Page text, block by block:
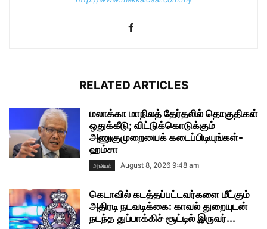
RELATED ARTICLES
மலாக்கா மாநிலத் தேர்தலில் தொகுதிகள்
ஒதுக்கீடு; விட்டுக்கொடுக்கும்
அணுகுமுறையைக் கடைப்பிடியுங்கள்-
ஹம்சா
அரசியல் August 8, 2026 9:48 am
கெடாவில் கடத்தப்பட்டவர்களை மீட்கும்
அதிரடி நடவடிக்கை: காவல் துறையுடன்
நடந்த துப்பாக்கிச் சூட்டில் இருவர்...